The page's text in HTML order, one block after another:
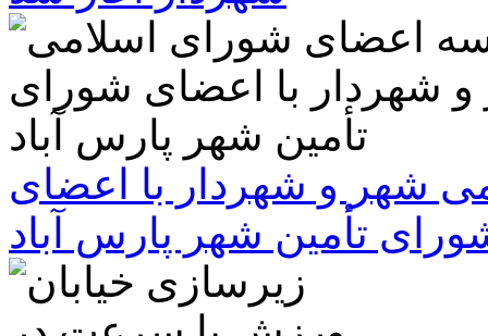
شهر و شهردار با اعضای
تأمین شهر پارس آباد